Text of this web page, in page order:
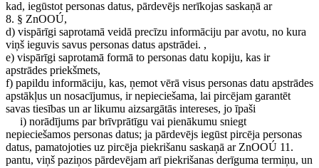
kad, iegūstot personas datus, pārdevējs nerīkojas saskaņā ar
8. § ZnOOÚ,
d) vispārīgi saprotamā veidā precīzu informāciju par avotu, no kura
viņš ieguvis savus personas datus apstrādei. ,
e) vispārīgi saprotamā formā to personas datu kopiju, kas ir
apstrādes priekšmets,
f) papildu informāciju, kas, ņemot vērā visus personas datu apstrādes
apstākļus un nosacījumus, ir nepieciešama, lai pircējam garantēt
savas tiesības un ar likumu aizsargātās intereses, jo īpaši
i) norādījums par brīvprātīgu vai pienākumu sniegt
nepieciešamos personas datus; ja pārdevējs iegūst pircēja personas
datus, pamatojoties uz pircēja piekrišanu saskaņā ar ZnOOÚ 11.
pantu, viņš paziņos pārdevējam arī piekrišanas derīguma termiņu, un